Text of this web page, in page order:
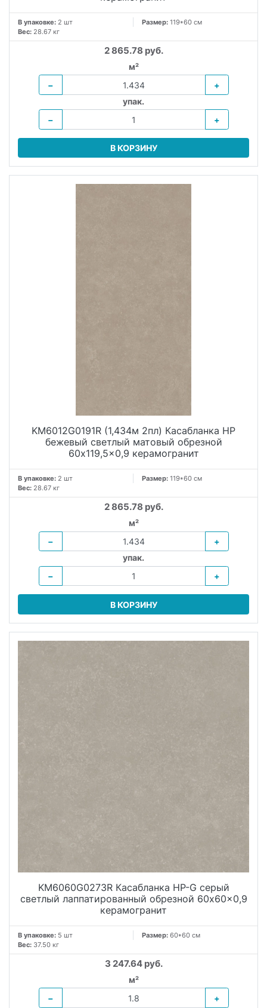
В упаковке: 2 шт Размер: 119*60 см
Вес: 28.67 кг
2 865.78 руб.
м²
−
+
упак.
−
+
В КОРЗИНУ
KM6012G0191R (1,434м 2пл) Касабланка HP
бежевый светлый матовый обрезной
60x119,5x0,9 керамогранит
В упаковке: 2 шт Размер: 119*60 см
Вес: 28.67 кг
2 865.78 руб.
м²
−
+
упак.
−
+
В КОРЗИНУ
KM6060G0273R Касабланка HP-G серый
светлый лаппатированный обрезной 60x60x0,9
керамогранит
В упаковке: 5 шт Размер: 60*60 см
Вес: 37.50 кг
3 247.64 руб.
м²
−
+